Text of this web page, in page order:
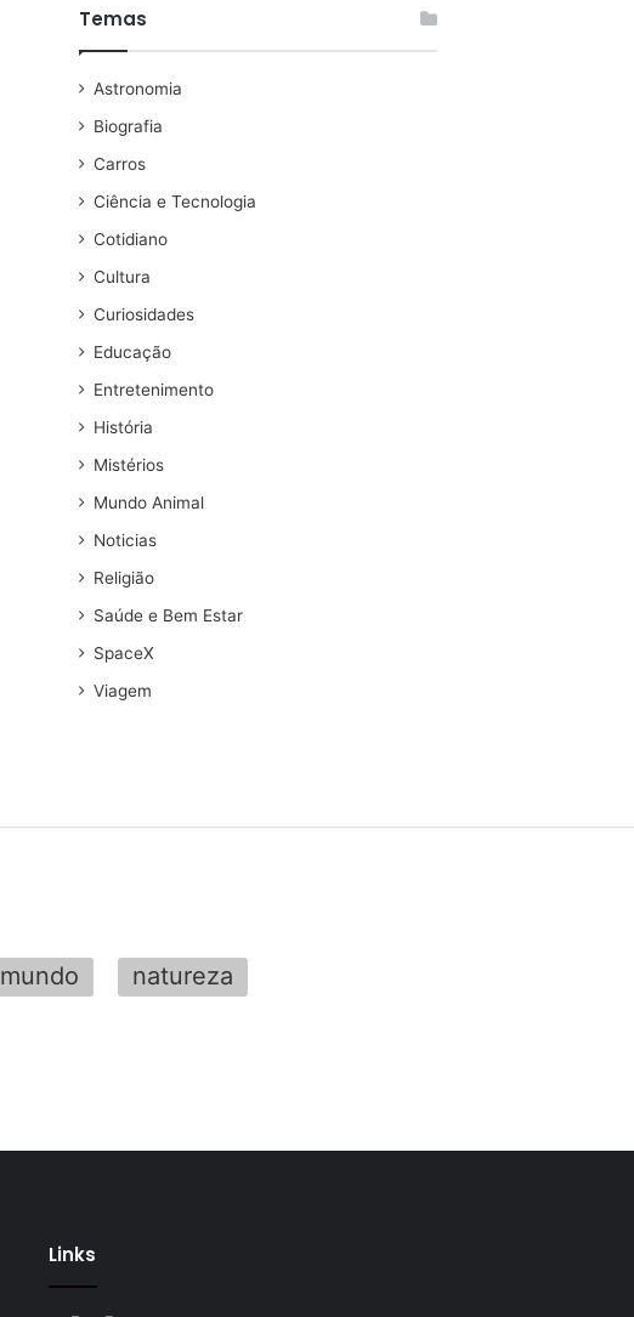
Temas
Astronomia
Biografia
Carros
Ciência e Tecnologia
Cotidiano
Cultura
Curiosidades
Educação
Entretenimento
História
Mistérios
Mundo Animal
Noticias
Religião
Saúde e Bem Estar
SpaceX
Viagem
mundo
natureza
Links